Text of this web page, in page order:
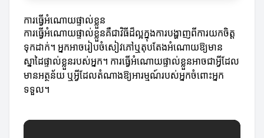
ការធ្វើអំណោយផ្ទាល់ខ្លួន
ការធ្វើអំណោយផ្ទាល់ខ្លួនគឺជាវិធីដ៏ល្អក្នុងការបង្ហាញពីការយកចិត្ត
ទុកដាក់។ អ្នកអាចរៀបចំសៀវភៅឬតុបតែងអំណោយឱ្យមាន
ស្នាដៃផ្ទាល់ខ្លួនរបស់អ្នក។ ការធ្វើអំណោយផ្ទាល់ខ្លួនអាចជាអ្វីដែល
មានអត្ថន័យ ឬអ្វីដែលតំណាងឱ្យអារម្មណ៍របស់អ្នកចំពោះអ្នក
ទទួល។